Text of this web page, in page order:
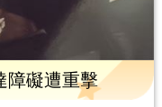
礙遭重擊